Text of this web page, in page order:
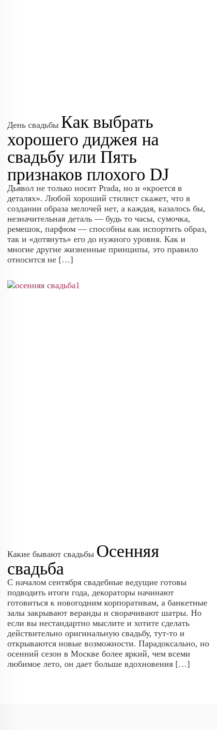
День свадьбы Как выбрать
хорошего диджея на
свадьбу или Пять
признаков плохого DJ
Дьявол не только носит Prada, но и «кроется в
деталях». Любой хороший стилист скажет, что в
создании образа мелочей нет, а каждая, казалось бы,
незначительная деталь — будь то часы, сумочка,
ремешок, парфюм — способны как испортить образ,
так и «дотянуть» его до нужного уровня. Как и
многие другие жизненные принципы, это правило
относится не […]
Какие бывают свадьбы Осенняя
свадьба
С началом сентября свадебные ведущие готовы
подводить итоги года, декораторы начинают
готовиться к новогодним корпоративам, а банкетные
залы закрывают веранды и сворачивают шатры. Но
если вы нестандартно мыслите и хотите сделать
действительно оригинальную свадьбу, тут-то и
открываются новые возможности. Парадоксально, но
осенний сезон в Москве более яркий, чем всеми
любимое лето, он дает больше вдохновения […]